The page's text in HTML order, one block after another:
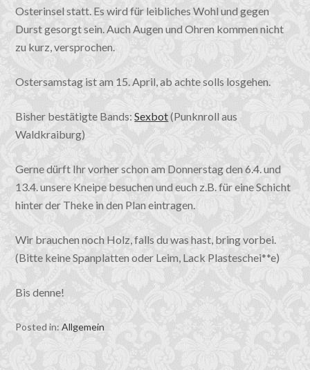
Osterinsel statt. Es wird für leibliches Wohl und gegen
Durst gesorgt sein. Auch Augen und Ohren kommen nicht
zu kurz, versprochen.
Ostersamstag ist am 15. April, ab achte solls losgehen.
Bisher bestätigte Bands:Sexbot(Punknroll aus
Waldkraiburg)
Gerne dürft Ihr vorher schon am Donnerstag den 6.4. und
13.4. unsere Kneipe besuchen und euch z.B. für eine Schicht
hinter der Theke in den Plan eintragen.
Wir brauchen noch Holz, falls du was hast, bring vorbei.
(Bitte keine Spanplatten oder Leim, Lack Plasteschei**e)
Bis denne!
Posted in:Allgemein